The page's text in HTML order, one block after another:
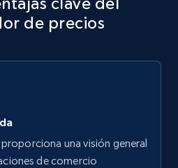
Description, Initial
products by using
de precios
proporciona una visión general
de comercio